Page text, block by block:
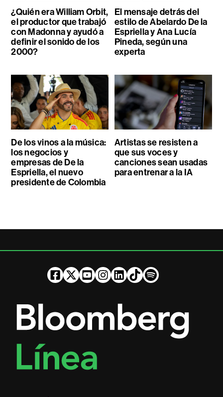
¿Quién era William Orbit,
el productor que trabajó
con Madonna y ayudó a
definir el sonido de los
2000?
El mensaje detrás del
estilo de Abelardo De la
Espriella y Ana Lucía
Pineda, según una
experta
De los vinos a la música:
los negocios y
empresas de De la
Espriella, el nuevo
presidente de Colombia
Artistas se resisten a
que sus voces y
canciones sean usadas
para entrenar a la IA